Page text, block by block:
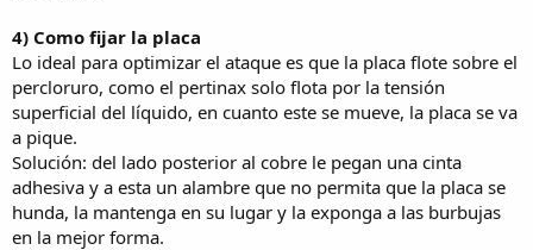
4) Como fijar la placa
Lo ideal para optimizar el ataque es que la placa flote sobre el
percloruro, como el pertinax solo flota por la tensión
superficial del líquido, en cuanto este se mueve, la placa se va
a pique.
Solución: del lado posterior al cobre le pegan una cinta
adhesiva y a esta un alambre que no permita que la placa se
hunda, la mantenga en su lugar y la exponga a las burbujas
en la mejor forma.